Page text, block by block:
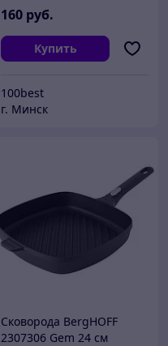
160 руб.
Купить
100best
г. Минск
Сковорода BergHOFF
2307306 Gem 24 см